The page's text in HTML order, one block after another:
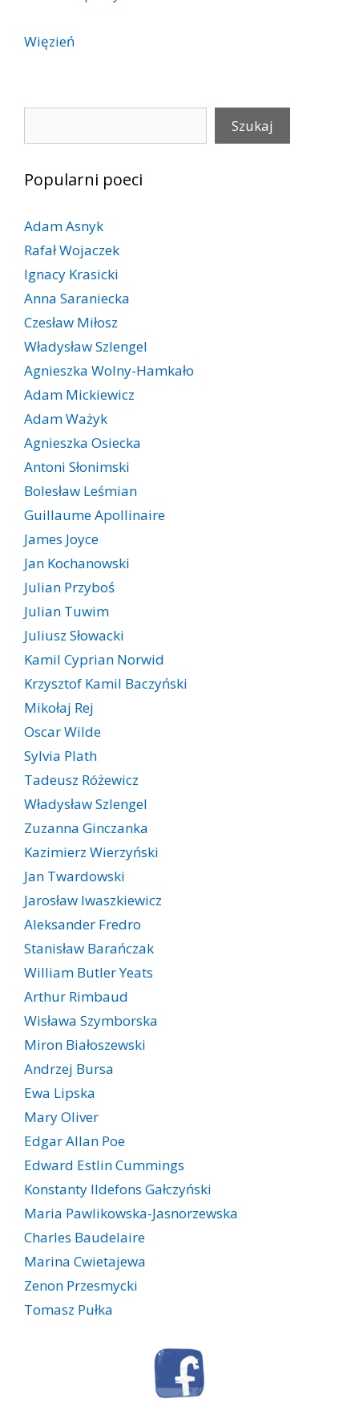
Więzień
Szukaj
Popularni poeci
Adam Asnyk
Rafał Wojaczek
Ignacy Krasicki
Anna Saraniecka
Czesław Miłosz
Władysław Szlengel
Agnieszka Wolny-Hamkało
Adam Mickiewicz
Adam Ważyk
Agnieszka Osiecka
Antoni Słonimski
Bolesław Leśmian
Guillaume Apollinaire
James Joyce
Jan Kochanowski
Julian Przyboś
Julian Tuwim
Juliusz Słowacki
Kamil Cyprian Norwid
Krzysztof Kamil Baczyński
Mikołaj Rej
Oscar Wilde
Sylvia Plath
Tadeusz Różewicz
Władysław Szlengel
Zuzanna Ginczanka
Kazimierz Wierzyński
Jan Twardowski
Jarosław Iwaszkiewicz
Aleksander Fredro
Stanisław Barańczak
William Butler Yeats
Arthur Rimbaud
Wisława Szymborska
Miron Białoszewski
Andrzej Bursa
Ewa Lipska
Mary Oliver
Edgar Allan Poe
Edward Estlin Cummings
Konstanty Ildefons Gałczyński
Maria Pawlikowska-Jasnorzewska
Charles Baudelaire
Marina Cwietajewa
Zenon Przesmycki
Tomasz Pułka